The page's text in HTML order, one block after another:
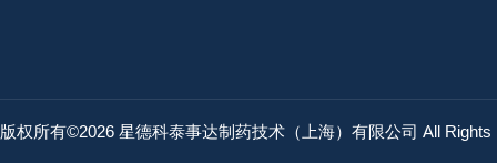
版权所有©2026 星德科泰事达制药技术（上海）有限公司 All